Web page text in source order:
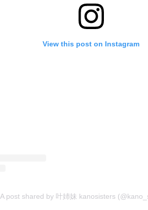
View this post on Instagram
A post shared by 叶姉妹 kanosisters